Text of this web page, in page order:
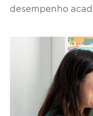
desempenho